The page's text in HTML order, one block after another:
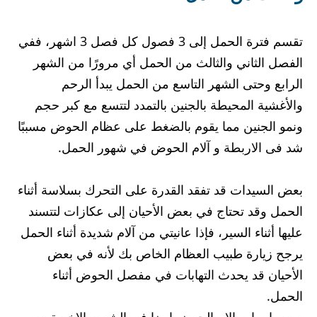
تقسم فترة الحمل إلى 3 فصول كل فصل 3 اشهر، ففي
الفصل الثاني والثالث من الحمل أي مرورًا من الشهر
الرابع وحتى الشهر التاسع من الحمل يبدأ الرحم
والأغشية المحيطة بالجنين بالتمدد لتتسع مع كبر حجم
ونمو الجنين مما يقوم بالضغط على عظام الحوض مسببًا
شد فى الاربطة و آلام الحوض في شهور الحمل.
بعض السيدات قد تفقد القدرة على التحرك بسلاسة أثناء
الحمل وقد تحتاج في بعض الأحيان إلى عكازات لتتسند
عليها أثناء السير، فإذا عانيتي من آلام شديدة أثناء الحمل
يرجح زيارة طبيب العظام الخاص بك لأنه في بعض
الأحيان قد يحدث التهابات في مفصل الحوض أثناء
الحمل.